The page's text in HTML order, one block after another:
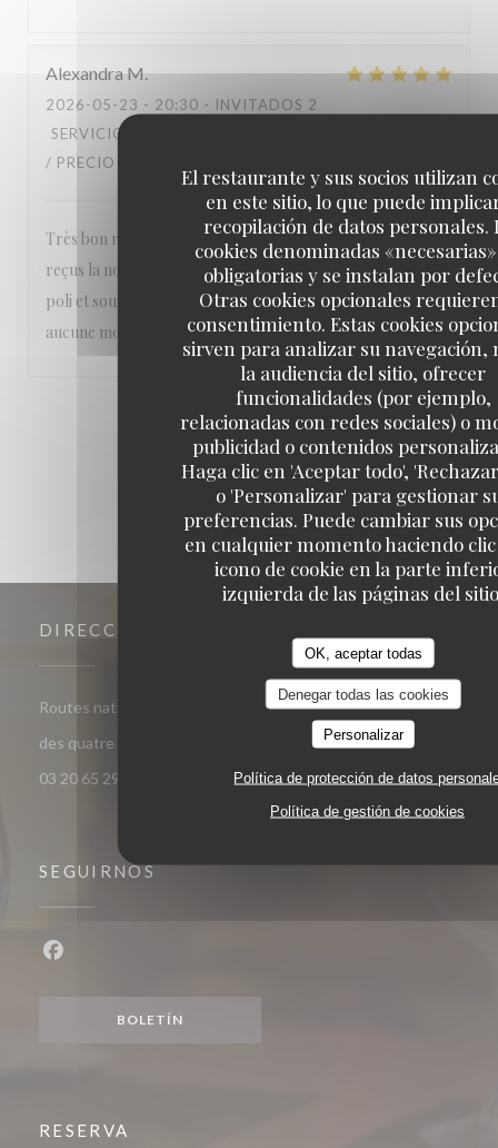
El restaurante y sus socios utilizan
en este sitio, lo que puede
recopilación de datos personales.
cookies denominadas
obligatorias y se instalan por
Otras cookies opcionales
consentimiento. Estas cookies
sirven para analizar su navegación,
la audiencia del sitio, ofrecer
funcionalidades (por ejemplo,
relacionadas con redes sociales) o
publicidad o contenidos
Haga clic en 'Aceptar todo',
o 'Personalizar' para gestionar
preferencias. Puede cambiar sus
en cualquier momento haciendo
icono de cookie en la parte
izquierda de las páginas del
OK, aceptar todas
Denegar todas las cookies
Personalizar
Política de protección de datos
Política de gestión de cookies
Alexandra M
2026-05-23 - 20:30 - INVITADOS 2
SERVICIO
/ PRECIO
Très bon restaurant nous sommes toujours parfaitement
reçus la nourriture est excellente et le personnel aimable
poli et souriant Un vrai plaisir Nous recommandons sans
aucune modération ❤️❤️❤️
DIRECCIÓN
Routes nationales les quatre chemins, 59134 Herlies - Route
des quatre chemins 59134 Herlies
((abre en una nueva ventana))
03 20 65 29 22
SEGUIRNOS
BOLETÍN
RESERVA